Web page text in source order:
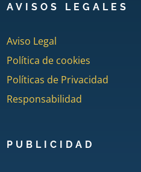
AVISOS LEGALES
Aviso Legal
Política de cookies
Políticas de Privacidad
Responsabilidad
PUBLICIDAD